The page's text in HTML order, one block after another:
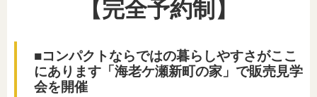
【完全予約制】
■コンパクトならではの暮らしやすさがここ
にあります「海老ケ瀬新町の家」で販売見学
会を開催